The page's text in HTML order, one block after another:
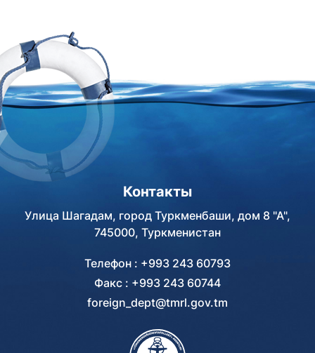
Контакты
Улица Шагадам, город Туркменбаши, дом 8 "А",
745000, Туркменистан
Телефон : +993 243 60793
Факс : +993 243 60744
foreign_dept@tmrl.gov.tm